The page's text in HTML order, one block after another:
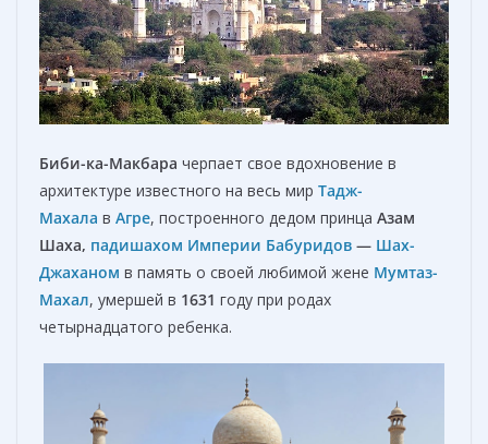
Биби-ка-Maкбара черпает свое вдохновение в
архитектуре известного на весь мир Тадж-
Махала в Агре, построенного дедом принца Азам
Шаха, падишахом Империи Бабуридов — Шах-
Джаханом в память о своей любимой жене Мумтаз-
Махал, умершей в 1631 году при родах
четырнадцатого ребенка.